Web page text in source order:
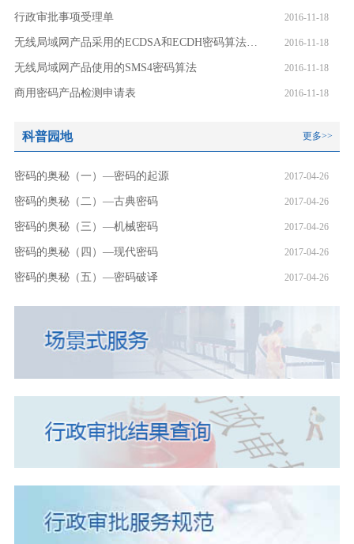
2016-11-18
行政审批事项受理单
2016-11-18
无线局域网产品采用的ECDSA和ECDH密码算法椭圆曲线和参数
2016-11-18
无线局域网产品使用的SMS4密码算法
2016-11-18
商用密码产品检测申请表
科普园地 更多>>
2017-04-26
密码的奥秘（一）—密码的起源
2017-04-26
密码的奥秘（二）—古典密码
2017-04-26
密码的奥秘（三）—机械密码
2017-04-26
密码的奥秘（四）—现代密码
2017-04-26
密码的奥秘（五）—密码破译